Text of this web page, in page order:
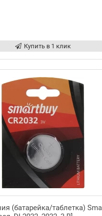
Купить в 1 клик
(батарейка/таблетка)